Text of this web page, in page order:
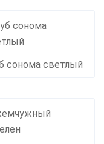
сонома светлый